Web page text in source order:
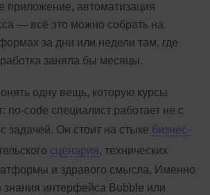
приложение, автоматизация
— всё это можно собрать на
за дни или недели там, где
заняла бы месяцы.
одну вещь, которую курсы
no-code специалист работает не с
задачей. Он стоит на стыке бизнес-
сценария , технических
и здравого смысла. Именно
знания интерфейса Bubble или